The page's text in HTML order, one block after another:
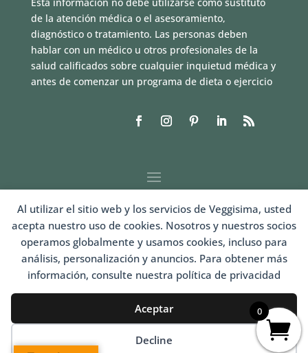
Al utilizar el sitio web y los servicios de Veggisima, usted
acepta nuestro uso de cookies. Nosotros y nuestros socios
operamos globalmente y usamos cookies, incluso para
análisis, personalización y anuncios. Para obtener más
información, consulte nuestra política de privacidad
Aceptar
Decline
de la atención médica o el asesoramiento,
diagnóstico o tratamiento. Las personas deben
hablar con un médico u otros profesionales de la
salud calificados sobre cualquier inquietud médica y
antes de comenzar un programa de dieta o ejercicio
0